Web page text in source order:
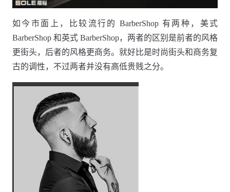
如今市面上，比较流行的 BarberShop 有两种，美式
BarberShop 和英式 BarberShop，两者的区别是前者的风格
更街头，后者的风格更商务。就好比是时尚街头和商务复
古的调性，不过两者并没有高低贵贱之分。